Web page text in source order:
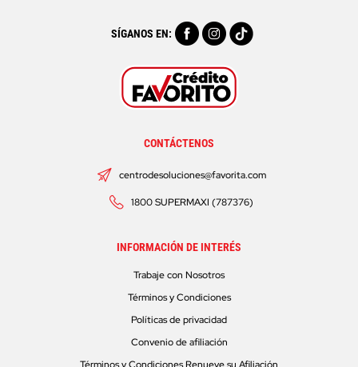
SÍGANOS EN:
CONTÁCTENOS
centrodesoluciones@favorita.com
1800 SUPERMAXI (787376)
INFORMACIÓN DE INTERÉS
Trabaje con Nosotros
Términos y Condiciones
Políticas de privacidad
Convenio de afiliación
Términos y Condiciones Renueve su Afiliación